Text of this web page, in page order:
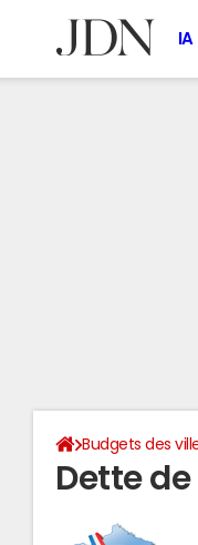
Budgets des
Dette de